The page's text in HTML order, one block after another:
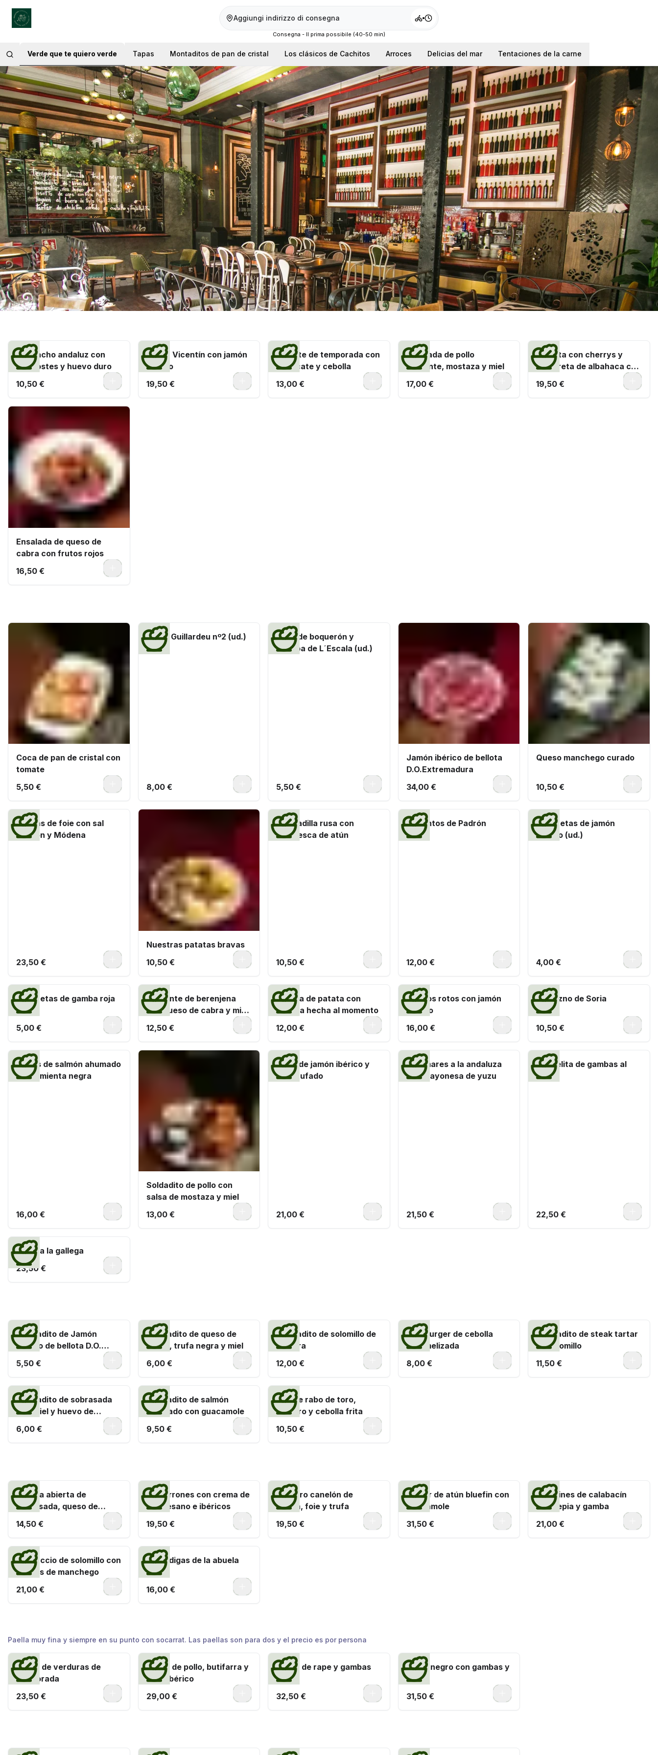
Aggiungi indirizzo di consegna
Consegna - Il prima possibile (40-50 min)
Verde que te quiero verde Tapas Montaditos de pan de cristal Los clásicos de Cachitos Arroces Delicias del mar Tentaciones de la carne
Gazpacho andaluz con
picatostes y huevo duro
10,50 €
Melón Vicentín con jamón
ibérico
19,50 €
Tomate de temporada con
aguacate y cebolla
13,00 €
Ensalada de pollo
crujiente, mostaza y miel
17,00 €
Burrata con cherrys y
vinagreta de albahaca con
19,50 €
Ensalada de queso de
cabra con frutos rojos
16,50 €
Coca de pan de cristal con
tomate
5,50 €
Ostra Guillardeu nº2 (ud.)
8,00 €
Gilda de boquerón y
anchoa de L´Escala (ud.)
5,50 €
Jamón ibérico de bellota
D.O.Extremadura
34,00 €
Queso manchego curado
10,50 €
Virutas de foie con sal
Maldón y Módena
23,50 €
Nuestras patatas bravas
10,50 €
Ensaladilla rusa con
ventresca de atún
10,50 €
Pimientos de Padrón
12,00 €
Croquetas de jamón
ibérico (ud.)
4,00 €
Croquetas de gamba roja
(ud.)
5,00 €
Crujiente de berenjena
con queso de cabra y miel
12,50 €
Tortilla de patata con
cebolla hecha al momento
12,00 €
Huevos rotos con jamón
ibérico
16,00 €
Torrezno de Soria
10,50 €
Dados de salmón ahumado
con pimienta negra
16,00 €
Soldadito de pollo con
salsa de mostaza y miel
13,00 €
Bikini de jamón ibérico y
brie trufado
21,00 €
Calamares a la andaluza
con mayonesa de yuzu
21,50 €
Cazuelita de gambas al
ajillo
22,50 €
Pulpo a la gallega
23,50 €
Montadito de Jamón
ibérico de bellota D.O.
5,50 €
Montadito de queso de
cabra, trufa negra y miel
6,00 €
Montadito de solomillo de
ternera
12,00 €
Mini burger de cebolla
caramelizada
8,00 €
Montadito de steak tartar
de solomillo
11,50 €
Montadito de sobrasada
con miel y huevo de
6,00 €
Montadito de salmón
ahumado con guacamole
9,50 €
Bao de rabo de toro,
cilantro y cebolla frita
10,50 €
Tortilla abierta de
sobrasada, queso de
14,50 €
Macarrones con crema de
parmesano e ibéricos
19,50 €
Nuestro canelón de
faisán, foie y trufa
19,50 €
Tartar de atún bluefin con
guacamole
31,50 €
Tallarines de calabacín
con sepia y gamba
21,00 €
Carpaccio de solomillo con
virutas de manchego
21,00 €
Albóndigas de la abuela
16,00 €
Paella muy fina y siempre en su punto con socarrat. Las paellas son para dos y el precio es por persona
Paella de verduras de
temporada
23,50 €
Paella de pollo, butifarra y
lomo ibérico
29,00 €
Paella de rape y gambas
32,50 €
Arroz negro con gambas y
alioli
31,50 €